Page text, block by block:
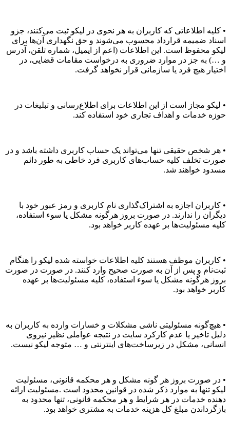
• کلیه اطلاعاتی که کاربران به هر نحوی در لیکو ثبت می‌کنند، جزو
اسناد ضمیمه قرارداد محسوب می‌شوند و حق نگهداری آن‌ها برای
لیکو محفوظ است. این اطلاعات (اعم از ایمیل، شماره تلقن، آدرس
و …) به جز در موارد ضروری به درخواست مقامات قضایی، در
اختیار هیچ فرد یا سازمانی قرار نخواهد گرفت.
• لیکو مجاز است از این اطلاعات برای اطلاع‌رسانی و تبلیغات در
حوزه خدمات و اهداف تجاری خود استفاده کند.
• هر شخص حقیقی تنها می‌تواند یک حساب کاربری داشته باشد و در
صورت تخلف کلیه حساب‌های کاربری فرد خاطی به طور دائم
مسدود خواهند شد.
• کاربران اجازه به اشتراک‌گذاری نام کاربری و رمز عبور خود با
دیگران را ندارند. در صورت بروز هرگونه مشکل یا سوء استفاده،
کلیه مسئولیت‌ها بر عهده‌ کاربر خواهد بود.
• کاربران موظف هستند کلیه اطلاعات خواسته شده لیکو را هنگام
ثبت‌نام و پس از آن به صورت صحیح وارد کنند. در صورت در صورت
بروز هرگونه مشکل یا سوء استفاده، کلیه مسئولیت‌ها بر عهده‌
کاربر خواهد بود.
• هیچ‌گونه مسئولیتی ناشی مشکلات و خسارات وارده به کاربران به
دلیل تاخیر یا عدم کارکرد سایت در نتیجه‌ عواملی نظیر نیروی
انسانی، مشکل در زیرساخت‌های اینترنتی و … متوجه لیکو نیست.
• در صورت بروز هر گونه مشکل و هر محکمه قانونی، مسئولیت
لیکو تنها به موارد ذکر شده در قوانین محدود است .مسئولیت ارائه
دهنده خدمات در هر شرایط و هر محکمه قانونی، تنها محدود به
بازگرداندن مبلغ کل هزینه خدمات به مشتری خواهد بود.